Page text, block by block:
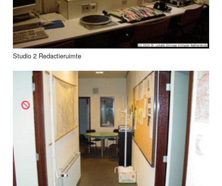
Studio 2 Redactieruimte